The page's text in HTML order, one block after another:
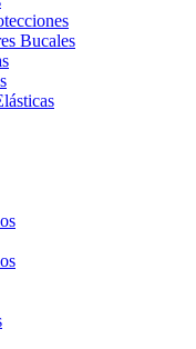
Bucales